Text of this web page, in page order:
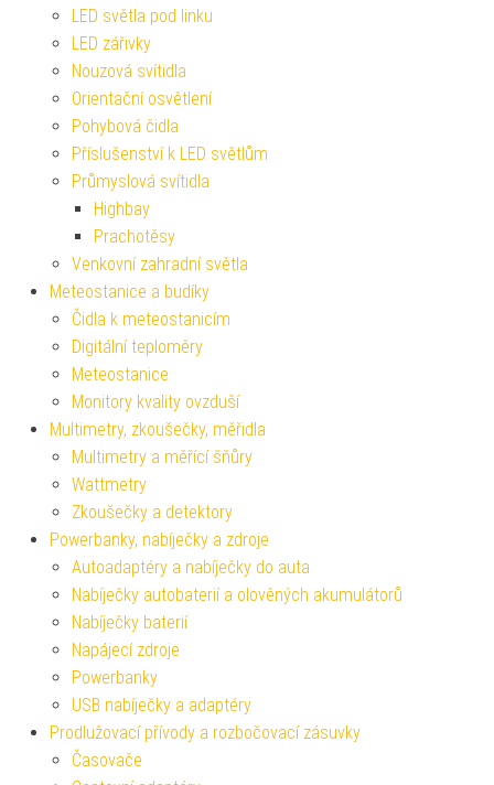
LED světla pod linku
LED zářivky
Nouzová svítidla
Orientační osvětlení
Pohybová čidla
Příslušenství k LED světlům
Průmyslová svítidla
Highbay
Prachotěsy
Venkovní zahradní světla
Meteostanice a budíky
Čidla k meteostanicím
Digitální teploměry
Meteostanice
Monitory kvality ovzduší
Multimetry, zkoušečky, měřidla
Multimetry a měřící šňůry
Wattmetry
Zkoušečky a detektory
Powerbanky, nabíječky a zdroje
Autoadaptéry a nabíječky do auta
Nabíječky autobaterií a olověných akumulátorů
Nabíječky baterií
Napájecí zdroje
Powerbanky
USB nabíječky a adaptéry
Prodlužovací přívody a rozbočovací zásuvky
Časovače